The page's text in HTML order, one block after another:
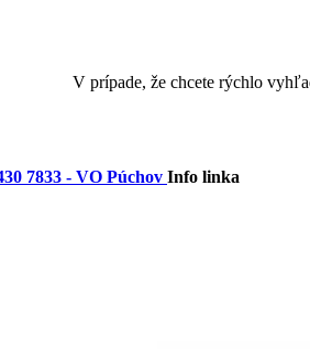
V prípade, že chcete rýchlo
7833 - VO Púchov Info linka